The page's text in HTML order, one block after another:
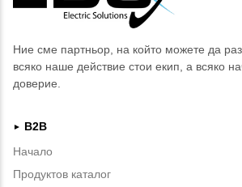
Ние сме партньор, на който можете да
всяко наше действие стои екип, а всяко
доверие.
►
B2B
Начало
Продуктов каталог